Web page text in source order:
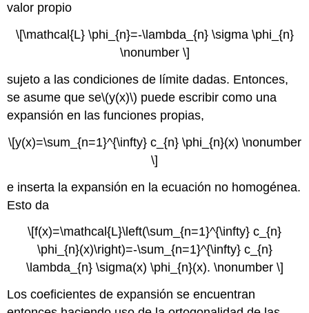
valor propio
\[\mathcal{L} \phi_{n}=-\lambda_{n} \sigma \phi_{n}
\nonumber \]
sujeto a las condiciones de límite dadas. Entonces,
se asume que se\(y(x)\) puede escribir como una
expansión en las funciones propias,
\[y(x)=\sum_{n=1}^{\infty} c_{n} \phi_{n}(x) \nonumber
\]
e inserta la expansión en la ecuación no homogénea.
Esto da
\[f(x)=\mathcal{L}\left(\sum_{n=1}^{\infty} c_{n}
\phi_{n}(x)\right)=-\sum_{n=1}^{\infty} c_{n}
\lambda_{n} \sigma(x) \phi_{n}(x). \nonumber \]
Los coeficientes de expansión se encuentran